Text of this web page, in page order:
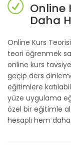
Online
Daha
Online Kurs
teori öğrenmek
online kurs
geçip ders
eğitimlere
yüze uygulama
özel bir eğitimle
hesaplı hem